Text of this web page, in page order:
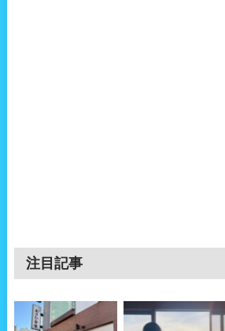
注目記事